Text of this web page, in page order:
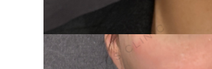
部位から探す
レナトゥスヒアルロン酸
ダイヤモンドフィール/ピ
ネハ